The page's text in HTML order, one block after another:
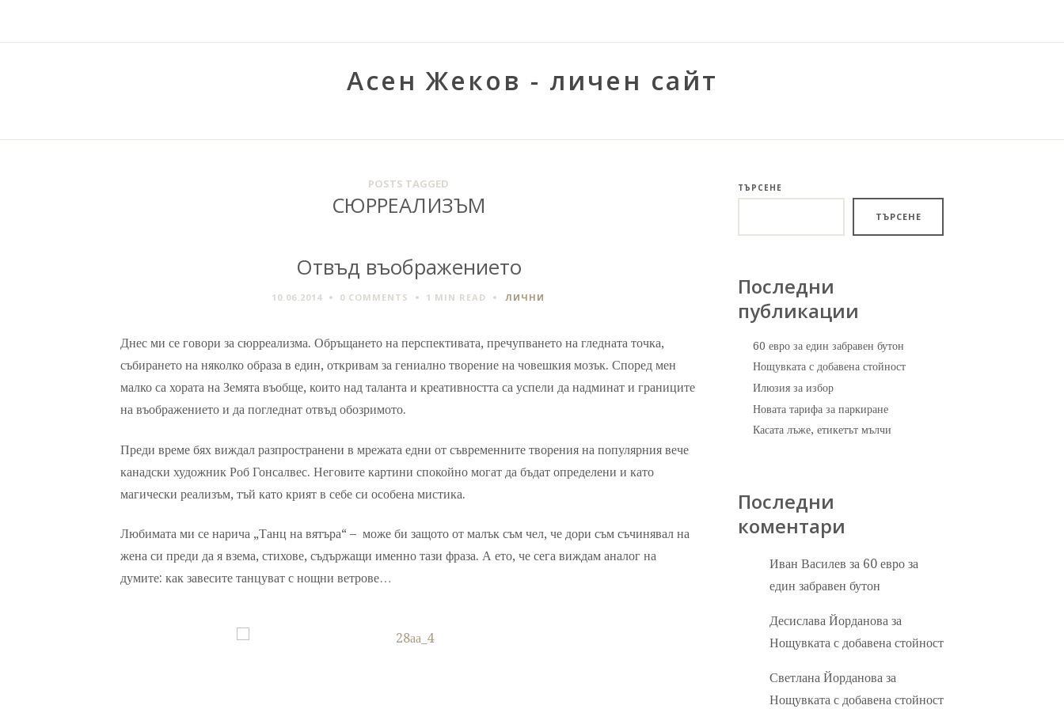
Асен Жеков - личен сайт
POSTS TAGGED
СЮРРЕАЛИЗЪМ
Отвъд въображението
10.06.2014 0 COMMENTS 1 MIN READ ЛИЧНИ
Днес ми се говори за сюрреализма. Обръщането на перспективата, пречупването на гледната точка,
събирането на няколко образа в един, откривам за гениално творение на човешкия мозък. Според мен
малко са хората на Земята въобще, които над таланта и креативността са успели да надминат и границите
на въображението и да погледнат отвъд обозримото.
Преди време бях виждал разпространени в мрежата едни от съвременните творения на популярния вече
канадски художник Роб Гонсалвес. Неговите картини спокойно могат да бъдат определени и като
магически реализъм, тъй като крият в себе си особена мистика.
Любимата ми се нарича „Танц на вятъра“ – може би защото от малък съм чел, че дори съм съчинявал на
жена си преди да я взема, стихове, съдържащи именно тази фраза. А ето, че сега виждам аналог на
думите: как завесите танцуват с нощни ветрове…
ТЪРСЕНЕ
ТЪРСЕНЕ
Последни
публикации
60 евро за един забравен бутон
Нощувката с добавена стойност
Илюзия за избор
Новата тарифа за паркиране
Касата лъже, етикетът мълчи
Последни
коментари
Иван Василев за 60 евро за
един забравен бутон
Десислава Йорданова за
Нощувката с добавена стойност
Светлана Йорданова за
Нощувката с добавена стойност